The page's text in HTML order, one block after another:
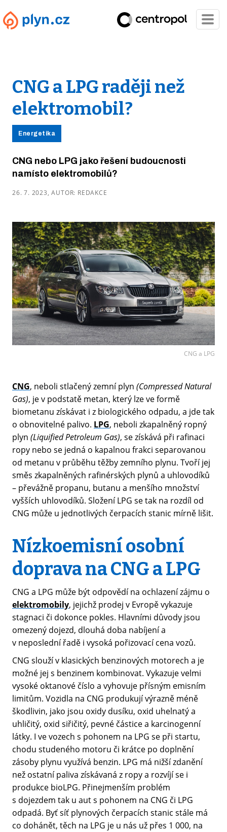
CNG a LPG raději než
elektromobil?
Energetika
CNG nebo LPG jako řešení budoucnosti
namísto elektromobilů?
26. 7. 2023, AUTOR: REDAKCE
CNG a LPG
CNG, neboli stlačený zemní plyn (Compressed Natural
Gas), je v podstatě metan, který lze ve formě
biometanu získávat i z biologického odpadu, a jde tak
o obnovitelné palivo. LPG, neboli zkapalněný ropný
plyn (Liquified Petroleum Gas), se získává při rafinaci
ropy nebo se jedná o kapalnou frakci separovanou
od metanu v průběhu těžby zemního plynu. Tvoří jej
směs zkapalněných rafinérských plynů a uhlovodíků
– převážně propanu, butanu a menšího množství
vyšších uhlovodíků. Složení LPG se tak na rozdíl od
CNG může u jednotlivých čerpacích stanic mírně lišit.
Nízkoemisní osobní
doprava na CNG a LPG
CNG a LPG může být odpovědí na ochlazení zájmu o
elektromobily, jejichž prodej v Evropě vykazuje
stagnaci či dokonce pokles. Hlavními důvody jsou
omezený dojezd, dlouhá doba nabíjení a
v neposlední řadě i vysoká pořizovací cena vozů.
CNG slouží v klasických benzinových motorech a je
možné jej s benzinem kombinovat. Vykazuje velmi
vysoké oktanové číslo a vyhovuje přísným emisním
limitům. Vozidla na CNG produkují výrazně méně
škodlivin, jako jsou oxidy dusíku, oxid uhelnatý a
uhličitý, oxid siřičitý, pevné částice a karcinogenní
látky. I ve vozech s pohonem na LPG se při startu,
chodu studeného motoru či krátce po doplnění
zásoby plynu využívá benzin. LPG má nižší zdanění
než ostatní paliva získávaná z ropy a rozvíjí se i
produkce bioLPG. Přinejmenším problém
s dojezdem tak u aut s pohonem na CNG či LPG
odpadá. Byť síť plynových čerpacích stanic stále má
co dohánět, těch na LPG je u nás už přes 1 000, na